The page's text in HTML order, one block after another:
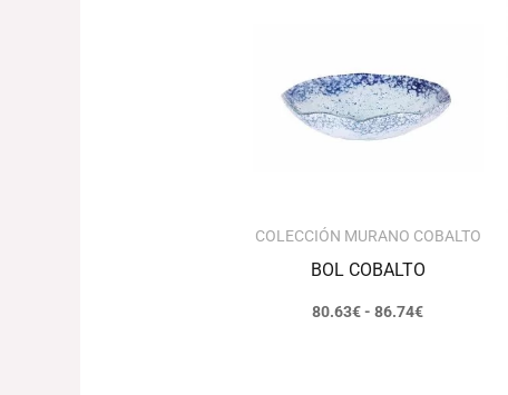
COLECCIÓN MURANO COBALTO
BOL COBALTO
80.63€- 86.74€
hasta
86.74€